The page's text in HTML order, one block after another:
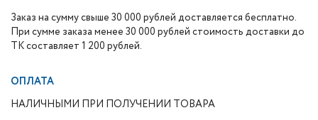
Заказ на сумму свыше 30 000 рублей доставляется бесплатно.
При сумме заказа менее 30 000 рублей стоимость доставки до
ТК составляет 1 200 рублей.
ОПЛАТА
НАЛИЧНЫМИ ПРИ ПОЛУЧЕНИИ ТОВАРА